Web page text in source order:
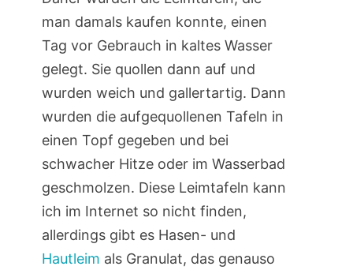
man damals kaufen konnte, einen
Tag vor Gebrauch in kaltes Wasser
gelegt. Sie quollen dann auf und
wurden weich und gallertartig. Dann
wurden die aufgequollenen Tafeln in
einen Topf gegeben und bei
schwacher Hitze oder im Wasserbad
geschmolzen. Diese Leimtafeln kann
ich im Internet so nicht finden,
allerdings gibt es Hasen- und
Hautleim als Granulat, das genauso